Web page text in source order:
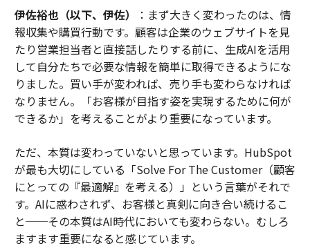
伊佐裕也（以下、伊佐）
：まず大きく変わったのは、情
報収集や購買行動です。顧客は企業のウェブサイトを見
たり営業担当者と直接話したりする前に、生成AIを活用
して自分たちで必要な情報を簡単に取得できるようにな
りました。買い手が変われば、売り手も変わらなければ
なりません。「お客様が目指す姿を実現するために何が
できるか」を考えることがより重要になっています。
ただ、本質は変わっていないと思っています。HubSpot
が最も大切にしている「Solve For The Customer（顧客
にとっての『最適解』を考える）」という言葉がそれで
す。AIに惑わされず、お客様と真剣に向き合い続けるこ
と──その本質はAI時代においても変わらない。むしろ
ますます重要になると感じています。